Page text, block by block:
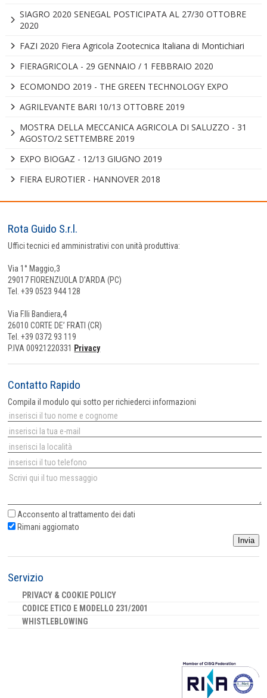
SIAGRO 2020 SENEGAL POSTICIPATA AL 27/30 OTTOBRE
2020
FAZI 2020 Fiera Agricola Zootecnica Italiana di Montichiari
FIERAGRICOLA - 29 GENNAIO / 1 FEBBRAIO 2020
ECOMONDO 2019 - THE GREEN TECHNOLOGY EXPO
AGRILEVANTE BARI 10/13 OTTOBRE 2019
MOSTRA DELLA MECCANICA AGRICOLA DI SALUZZO - 31
AGOSTO/2 SETTEMBRE 2019
EXPO BIOGAZ - 12/13 GIUGNO 2019
FIERA EUROTIER - HANNOVER 2018
Rota Guido S.r.l.
Uffici tecnici ed amministrativi con unità produttiva:
Via 1° Maggio,3
29017 FIORENZUOLA D’ARDA (PC)
Tel. +39 0523 944 128
Via F.lli Bandiera,4
26010 CORTE DE’ FRATI (CR)
Tel. +39 0372 93 119
P.IVA 00921220331 Privacy
Contatto Rapido
Compila il modulo qui sotto per richiederci informazioni
Acconsento altrattamento dei dati
Rimani aggiornato
Invia
Servizio
PRIVACY & COOKIE POLICY
CODICE ETICO E MODELLO 231/2001
WHISTLEBLOWING